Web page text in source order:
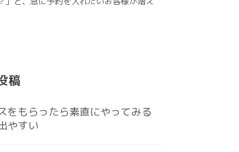
稿
をもらったら素直にやってみる
やすい